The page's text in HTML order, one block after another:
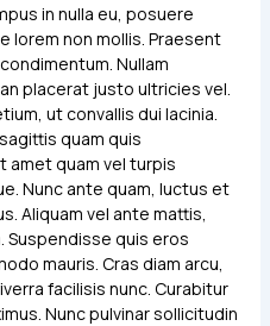
in nulla eu, posuere
lorem non mollis. Praesent
Nullam
placerat justo ultricies vel.
ut convallis dui lacinia.
quam quis
amet quam vel turpis
Nunc ante quam, luctus et
Aliquam vel ante mattis,
Suspendisse quis eros
mauris. Cras diam arcu,
facilisis nunc. Curabitur
Nunc pulvinar sollicitudin